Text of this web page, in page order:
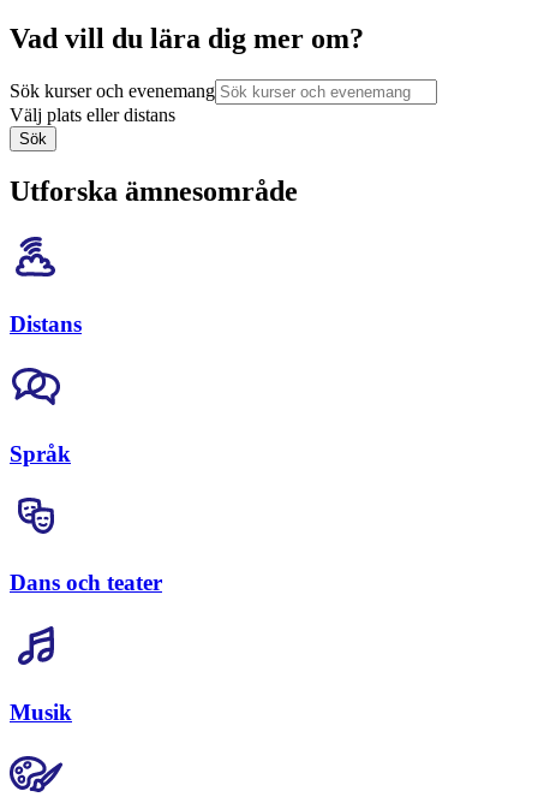
Vad vill du lära dig mer om?
Sök kurser och evenemang
Välj plats eller distans
Sök
Utforska ämnesområde
Distans
Språk
Dans och teater
Musik